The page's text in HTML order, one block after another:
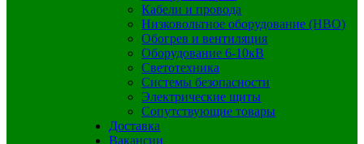
Кабели и провода
Низковольтное оборудование (НВО)
Обогрев и вентиляция
Оборудование 6-10кВ
Светотехника
Системы безопасности
Электрические щиты
Сопутствующие товары
Доставка
Вакансии